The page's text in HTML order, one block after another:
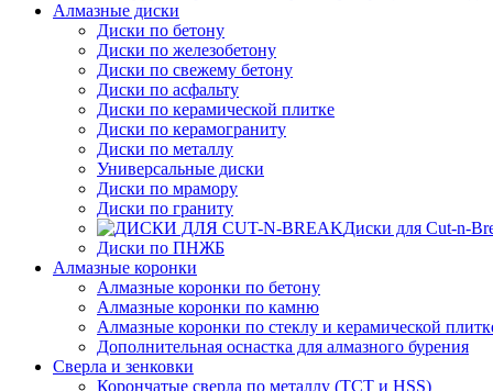
Алмазные диски
Диски по бетону
Диски по железобетону
Диски по свежему бетону
Диски по асфальту
Диски по керамической плитке
Диски по керамограниту
Диски по металлу
Универсальные диски
Диски по мрамору
Диски по граниту
Диски для Cut-n-
Диски по ПНЖБ
Алмазные коронки
Алмазные коронки по бетону
Алмазные коронки по камню
Алмазные коронки по стеклу и керамической
Дополнительная оснастка для алмазного бурения
Сверла и зенковки
Корончатые сверла по металлу (TCT и HSS)